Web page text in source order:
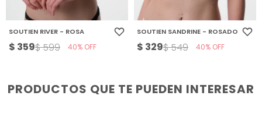
SOUTIEN RIVER - ROSA
$ 359$599 40
SOUTIEN SANDRINE - ROSADO
$ 329$549 40
PRODUCTOS QUE TE PUEDEN INTERESAR